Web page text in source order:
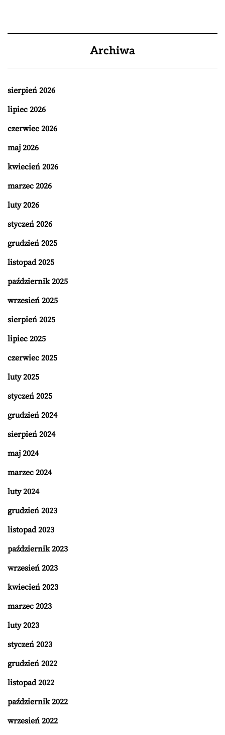
Archiwa
sierpień 2026
lipiec 2026
czerwiec 2026
maj 2026
kwiecień 2026
marzec 2026
luty 2026
styczeń 2026
grudzień 2025
listopad 2025
październik 2025
wrzesień 2025
sierpień 2025
lipiec 2025
czerwiec 2025
luty 2025
styczeń 2025
grudzień 2024
sierpień 2024
maj 2024
marzec 2024
luty 2024
grudzień 2023
listopad 2023
październik 2023
wrzesień 2023
kwiecień 2023
marzec 2023
luty 2023
styczeń 2023
grudzień 2022
listopad 2022
październik 2022
wrzesień 2022